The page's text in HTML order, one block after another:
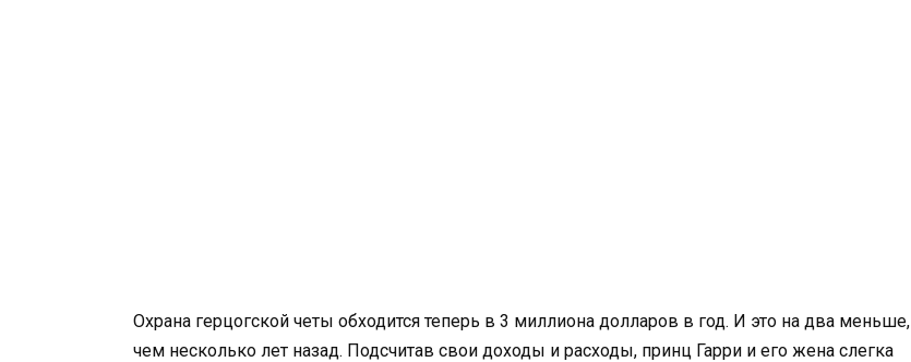
Охрана герцогской четы обходится теперь в 3 миллиона долларов в год. И это на два меньше,
чем несколько лет назад. Подсчитав свои доходы и расходы, принц Гарри и его жена слегка